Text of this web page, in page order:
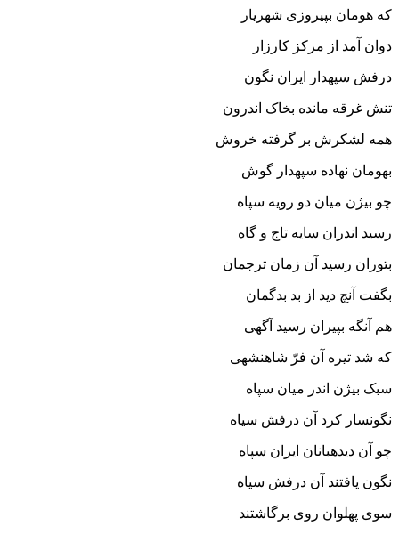
که هومان بپیروزى شهریار
دوان آمد از مرکز کارزار
درفش سپهدار ایران نگون
تنش غرقه مانده بخاک اندرون‏
همه لشکرش بر گرفته خروش
بهومان نهاده سپهدار گوش‏
چو بیژن میان دو رویه سپاه
رسید اندران سایه تاج و گاه‏
بتوران رسید آن زمان ترجمان
بگفت آنچ دید از بد بدگمان‏
هم آنگه بپیران رسید آگهى
که شد تیره آن فرّ شاهنشهى‏
سبک بیژن اندر میان سپاه
نگونسار کرد آن درفش سیاه‏
چو آن دیده‏بانان ایران سپاه
نگون یافتند آن درفش سیاه‏
سوى پهلوان روى برگاشتند